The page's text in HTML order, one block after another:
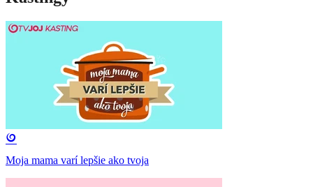
Moja mama varí lepšie ako tvoja